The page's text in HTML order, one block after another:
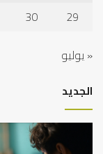
29
30
« يوليو
الجديد